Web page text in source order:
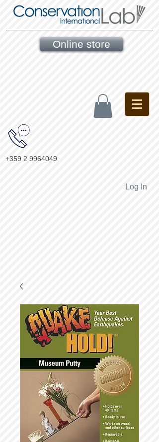
Online store
+359 2 9964049
Log In